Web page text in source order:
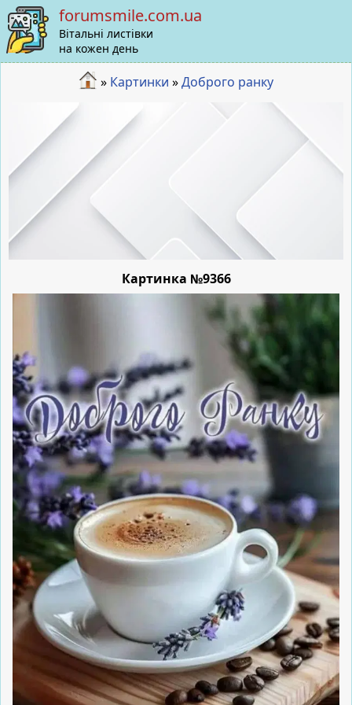
forumsmile.com.ua
Вітальні листівки
на кожен день
» Картинки »Доброго ранку
Картинка №9366